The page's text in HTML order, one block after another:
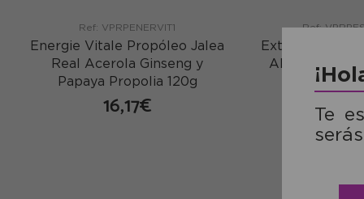
Ref: VPRPENERVIT1
Energie Vitale Propóleo Jalea
Real Acerola Ginseng y
Papaya Propolia 120g
16,17€
Ref:
Extracto de
Alcohol
Te